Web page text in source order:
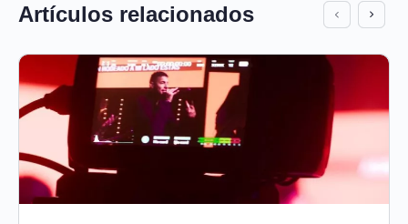
Artículos relacionados